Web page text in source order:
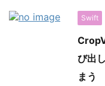
Swift
び出
まう